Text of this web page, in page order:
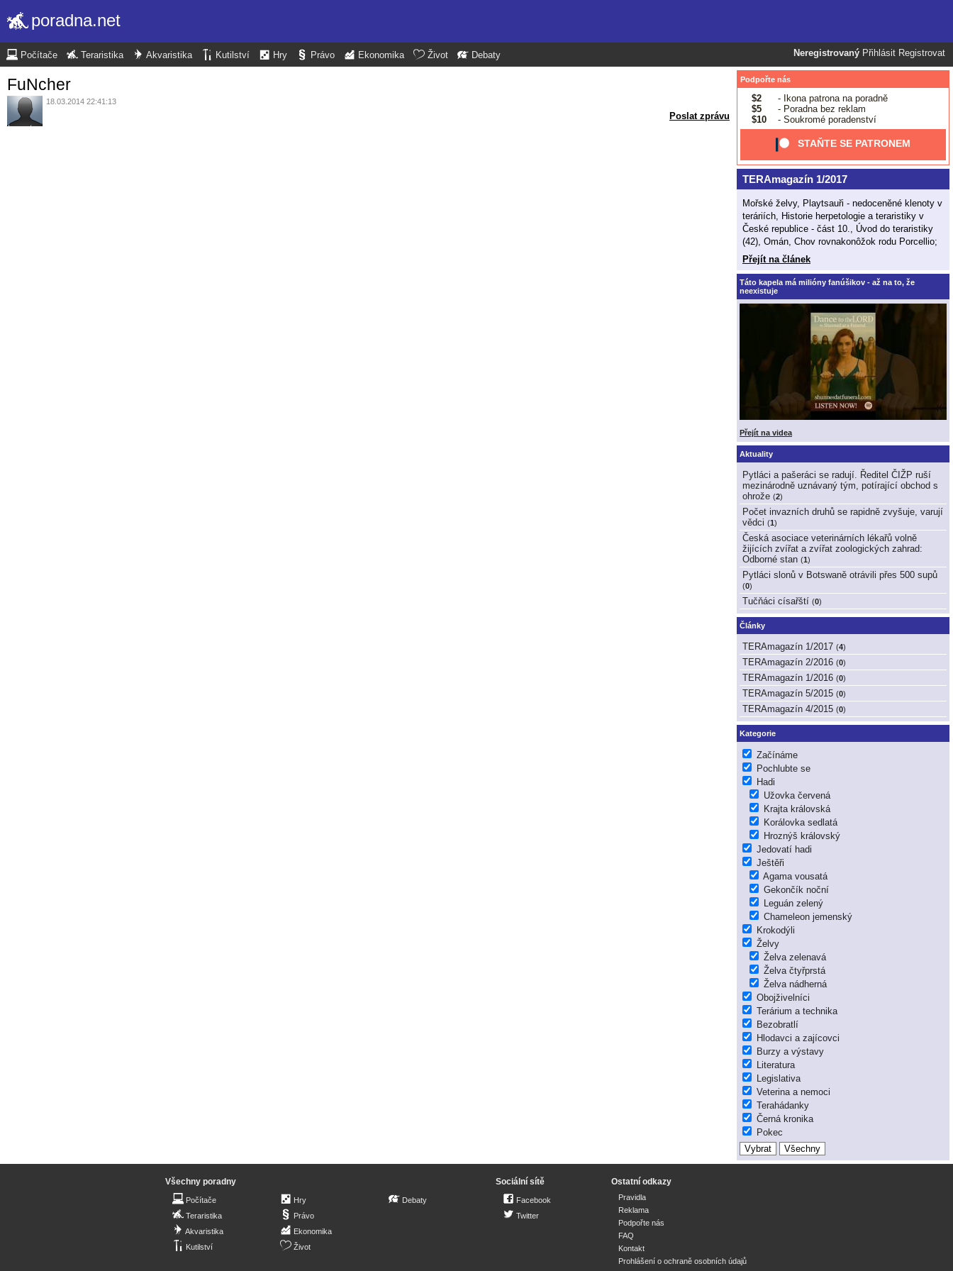
poradna.net
Neregistrovaný Přihlásit Registrovat
Počítače Teraristika Akvaristika Kutilství Hry Právo Ekonomika Život Debaty
FuNcher
18.03.2014 22:41:13
Poslat zprávu
Podpořte nás
$2
- Ikona patrona na poradně
$5
- Poradna bez reklam
$10
- Soukromé poradenství
STAŇTE SE PATRONEM
TERAmagazín 1/2017
Mořské želvy, Playtsauři - nedoceněné klenoty v
teráriích, Historie herpetologie a teraristiky v
České republice - část 10., Úvod do teraristiky
(42), Omán, Chov rovnakonôžok rodu Porcellio;
Přejít na článek
Táto kapela má milióny fanúšikov - až na to, že
neexistuje
Přejít na videa
Aktuality
Pytláci a pašeráci se radují. Ředitel ČIŽP ruší
mezinárodně uznávaný tým, potírající obchod s
ohrože (2)
Počet invazních druhů se rapidně zvyšuje, varují
vědci (1)
Česká asociace veterinárních lékařů volně
žijících zvířat a zvířat zoologických zahrad:
Odborné stan (1)
Pytláci slonů v Botswaně otrávili přes 500 supů
(0)
Tučňáci císařští (0)
Články
TERAmagazín 1/2017 (4)
TERAmagazín 2/2016 (0)
TERAmagazín 1/2016 (0)
TERAmagazín 5/2015 (0)
TERAmagazín 4/2015 (0)
Kategorie
Začínáme
Pochlubte se
Hadi
Užovka červená
Krajta královská
Korálovka sedlatá
Hroznýš královský
Jedovatí hadi
Ještěři
Agama vousatá
Gekončík noční
Leguán zelený
Chameleon jemenský
Krokodýli
Želvy
Želva zelenavá
Želva čtyřprstá
Želva nádherná
Obojživelníci
Terárium a technika
Bezobratlí
Hlodavci a zajícovci
Burzy a výstavy
Literatura
Legislativa
Veterina a nemoci
Terahádanky
Černá kronika
Pokec
Všechny poradny
Počítače
Teraristika
Akvaristika
Kutilství
Hry
Právo
Ekonomika
Život
Debaty
Sociální sítě
Facebook
Twitter
Ostatní odkazy
Pravidla
Reklama
Podpořte nás
FAQ
Kontakt
Prohlášení o ochraně osobních údajů